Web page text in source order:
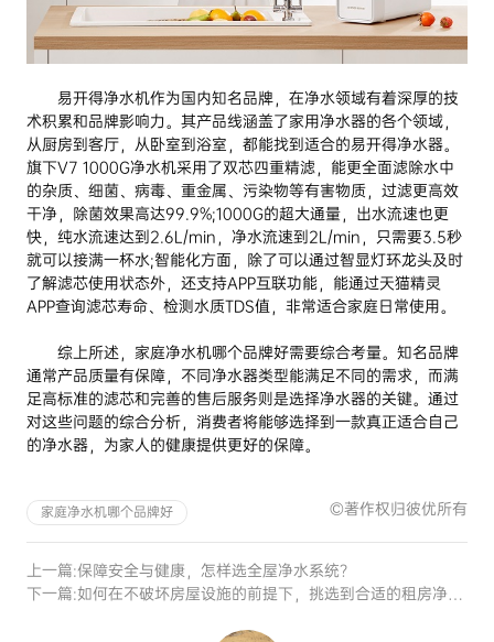
易开得净水机作为国内知名品牌，在净水领域有着深厚的技
术积累和品牌影响力。其产品线涵盖了家用净水器的各个领域，
从厨房到客厅，从卧室到浴室，都能找到适合的易开得净水器。
旗下V7 1000G净水机采用了双芯四重精滤，能更全面滤除水中
的杂质、细菌、病毒、重金属、污染物等有害物质，过滤更高效
干净，除菌效果高达99.9%;1000G的超大通量，出水流速也更
快，纯水流速达到2.6L/min，净水流速到2L/min，只需要3.5秒
就可以接满一杯水;智能化方面，除了可以通过智显灯环龙头及时
了解滤芯使用状态外，还支持APP互联功能，能通过天猫精灵
APP查询滤芯寿命、检测水质TDS值，非常适合家庭日常使用。
综上所述，家庭净水机哪个品牌好需要综合考量。知名品牌
通常产品质量有保障，不同净水器类型能满足不同的需求，而满
足高标准的滤芯和完善的售后服务则是选择净水器的关键。通过
对这些问题的综合分析，消费者将能够选择到一款真正适合自己
的净水器，为家人的健康提供更好的保障。
家庭净水机哪个品牌好 ©著作权归彼优所有
上一篇:保障安全与健康，怎样选全屋净水系统？
下一篇:如何在不破坏房屋设施的前提下，挑选到合适的租房净水器